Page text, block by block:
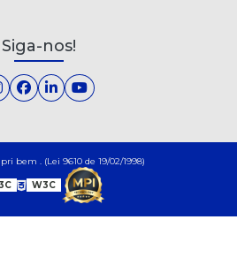
Siga-nos!
bem . (Lei 9610 de 19/02/1998)
W3C